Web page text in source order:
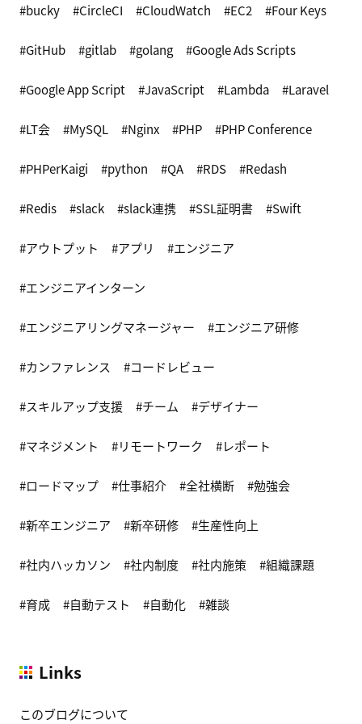
bucky CircleCI CloudWatch EC2 Four Keys
GitHub gitlab golang Google Ads Scripts
Google App Script JavaScript Lambda Laravel
LT会 MySQL Nginx PHP PHP Conference
PHPerKaigi python QA RDS Redash
Redis slack slack連携 SSL証明書 Swift
アウトプット アプリ エンジニア
エンジニアインターン
エンジニアリングマネージャー エンジニア研修
カンファレンス コードレビュー
スキルアップ支援 チーム デザイナー
マネジメント リモートワーク レポート
ロードマップ 仕事紹介 全社横断 勉強会
新卒エンジニア 新卒研修 生産性向上
社内ハッカソン 社内制度 社内施策 組織課題
育成 自動テスト 自動化 雑談
Links
このブログについて